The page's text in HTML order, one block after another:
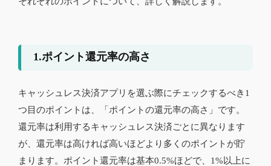
1.ポイント還元率の高さ
キャッシュレス決済アプリを選ぶ際にチェックするべき1
つ目のポイントは、「ポイントの還元率の高さ」です。
還元率は利用するキャッシュレス決済ごとに異なります
が、還元率は高ければ高いほどより多くのポイントが貯
まります。ポイント還元率は基本0.5%ほどで、1%以上に